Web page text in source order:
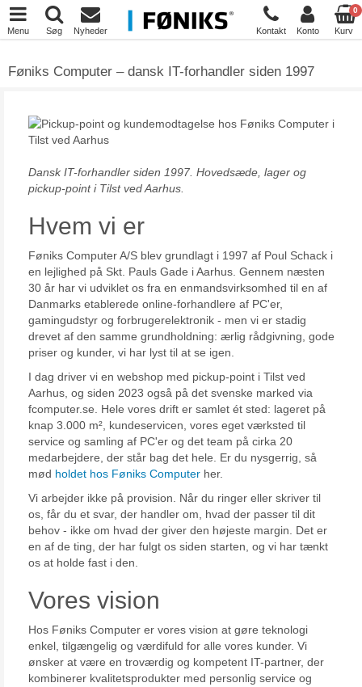
Menu Søg Nyheder Kontakt Konto
0
Kurv
Føniks Computer – dansk IT-forhandler siden 1997
Dansk IT-forhandler siden 1997. Hovedsæde, lager og
pickup-point i Tilst ved Aarhus.
Hvem vi er
Føniks Computer A/S blev grundlagt i 1997 af Poul Schack i
en lejlighed på Skt. Pauls Gade i Aarhus. Gennem næsten
30 år har vi udviklet os fra en enmandsvirksomhed til en af
Danmarks etablerede online-forhandlere af PC'er,
gamingudstyr og forbrugerelektronik - men vi er stadig
drevet af den samme grundholdning: ærlig rådgivning, gode
priser og kunder, vi har lyst til at se igen.
I dag driver vi en webshop med pickup-point i Tilst ved
Aarhus, og siden 2023 også på det svenske marked via
fcomputer.se. Hele vores drift er samlet ét sted: lageret på
knap 3.000 m², kundeservicen, vores eget værksted til
service og samling af PC'er og det team på cirka 20
medarbejdere, der står bag det hele. Er du nysgerrig, så
mød holdet hos Føniks Computer her.
Vi arbejder ikke på provision. Når du ringer eller skriver til
os, får du et svar, der handler om, hvad der passer til dit
behov - ikke om hvad der giver den højeste margin. Det er
en af de ting, der har fulgt os siden starten, og vi har tænkt
os at holde fast i den.
Vores vision
Hos Føniks Computer er vores vision at gøre teknologi
enkel, tilgængelig og værdifuld for alle vores kunder. Vi
ønsker at være en troværdig og kompetent IT-partner, der
kombinerer kvalitetsprodukter med personlig service og